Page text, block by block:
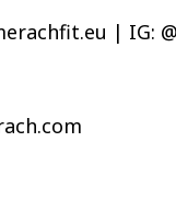
| IG: